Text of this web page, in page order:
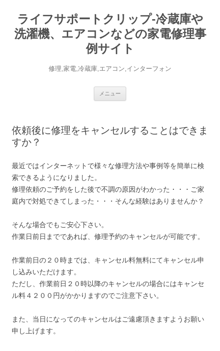
ライフサポートクリップ-冷蔵庫や
洗濯機、エアコンなどの家電修理事
例サイト
修理,家電,冷蔵庫,エアコン,インターフォン
メニュー
ス
キ
依頼後に修理をキャンセルすることはできま
すか？
最近ではインターネットで様々な修理方法や事例等を簡単に検
索できるようになりました。
修理依頼のご予約をした後で不調の原因がわかった・・・ご家
庭内で対処できてしまった・・・そんな経験はありませんか？
そんな場合でもご安心下さい。
作業日前日までであれば、修理予約のキャンセルが可能です。
作業前日の２０時までは、キャンセル料無料にてキャンセル申
し込みいただけます。
ただし、作業前日２０時以降のキャンセルの場合にはキャンセ
ル料４２００円がかかりますのでご注意下さい。
また、当日になってのキャンセルはご遠慮頂きますようお願い
申し上げます。